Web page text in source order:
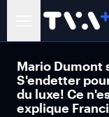
Mario Dumont
S'endetter
du luxe! Ce
explique